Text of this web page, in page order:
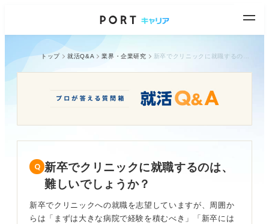
トップ 就活Q&A 業界・企業研究
新卒でクリニックに就職するのは、
難しいでしょうか？
新卒でクリニックへの就職を志望していますが、周囲か
らは「まずは大きな病院で経験を積むべき」「新卒には